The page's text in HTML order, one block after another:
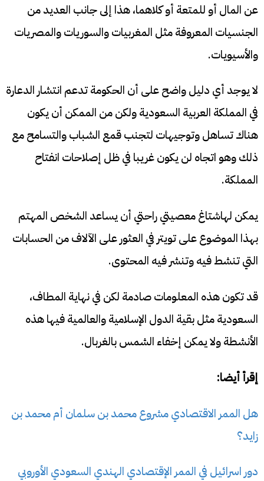
عن المال أو للمتعة أو كلاهما، هذا إلى جانب العديد من
الجنسيات المعروفة مثل المغربيات والسوريات والمصريات
والأسيويات.
لا يوجد أي دليل واضح على أن الحكومة تدعم انتشار الدعارة
في المملكة العربية السعودية ولكن من الممكن أن يكون
هناك تساهل وتوجيهات لتجنب قمع الشباب والتسامح مع
ذلك وهو اتجاه لن يكون غريبا في ظل إصلاحات انفتاح
المملكة.
يمكن لهاشتاغ معصيتي راحتي أن يساعد الشخص المهتم
بهذا الموضوع على تويتر في العثور على الآلاف من الحسابات
التي تنشط فيه وتنشر فيه المحتوى.
قد تكون هذه المعلومات صادمة لكن في نهاية المطاف،
السعودية مثل بقية الدول الإسلامية والعالمية فيها هذه
الأنشطة ولا يمكن إخفاء الشمس بالغربال.
إقرأ أيضا:
هل الممر الاقتصادي مشروع محمد بن سلمان أم محمد بن
زايد؟
دور اسرائيل في الممر الإقتصادي الهندي السعودي الأوروبي